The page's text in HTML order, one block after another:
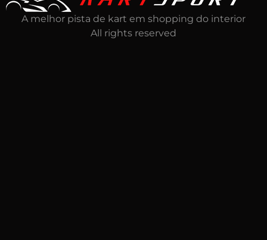
A melhor pista de kart em shopping do interior
All rights reserved